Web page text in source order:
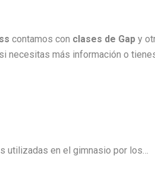
contamos con clases de Gap y
necesitas más información o
utilizadas en el gimnasio por los…